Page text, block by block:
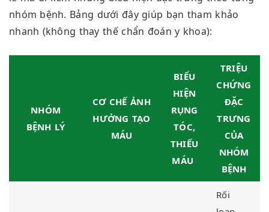
nhóm bệnh. Bảng dưới đây giúp bạn tham khảo
nhanh (không thay thế chẩn đoán y khoa):
NHÓM
BỆNH LÝ
CƠ CHẾ ẢNH
HƯỞNG TẠO
MÁU
BIỂU
HIỆN
RỤNG
TÓC,
THIẾU
MÁU
TRIỆU
CHỨNG
ĐẶC
TRƯNG
CỦA
NHÓM
BỆNH
Rối